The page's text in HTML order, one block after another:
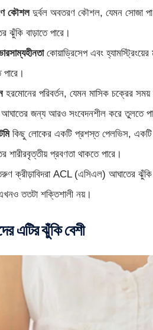
কৌশলদুর্বল অবতরণ কৌশল, যেমন সোজা
ঝুঁকি বাড়াতে পারে।
কোয়াড্রিসেপ এবং
পারে।
হরমোনের পরিবর্তন, যেমন মাসিক চক্রের সময়
আঘাতের জন্য আরও সংবেদনশীল করে তুলতে
কিছু লোকের একটি প্রশস্ত পেলভিস, একটি
শারীরবৃত্তীয় প্রবণতা থাকতে পারে।
ক্রীড়াবিদরা ACL (এসিএল) আঘাতের ঝুঁকি
ততটা শক্তিশালী নয়।
এটির ঝুঁকি বেশী